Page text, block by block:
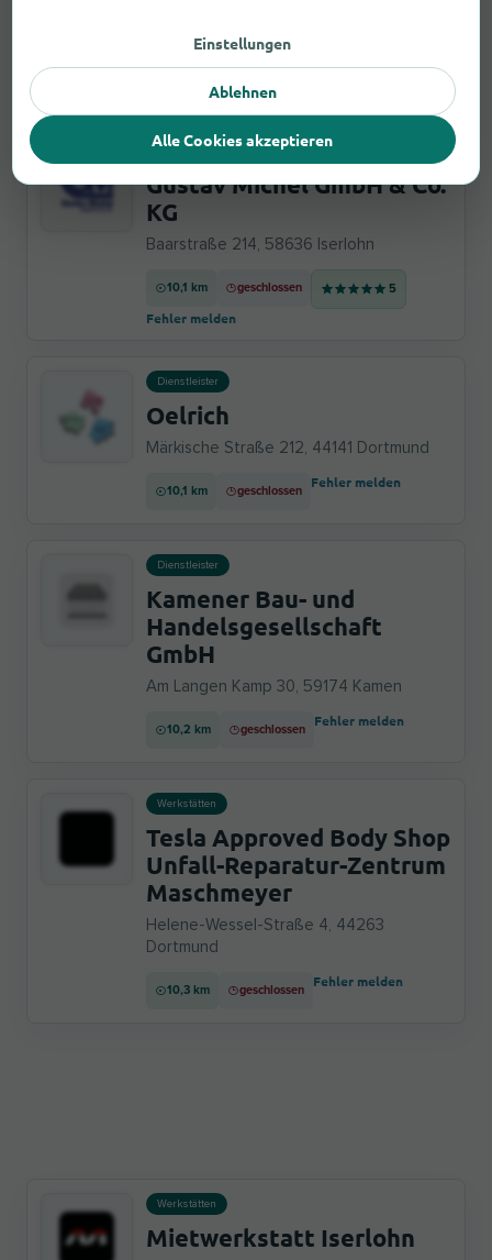
Fehler melden
Gustav Michel GmbH & Co.
KG
Baarstraße 214, 58636 Iserlohn
10,1 km geschlossen 5
Fehler melden
Dienstleister
Oelrich
Märkische Straße 212, 44141 Dortmund
10,1 km geschlossen
Fehler melden
Dienstleister
Kamener Bau- und
Handelsgesellschaft
GmbH
Am Langen Kamp 30, 59174 Kamen
10,2 km geschlossen
Fehler melden
Werkstätten
Tesla Approved Body Shop
Unfall-Reparatur-Zentrum
Maschmeyer
Helene-Wessel-Straße 4, 44263
Dortmund
10,3 km geschlossen
Fehler melden
Werkstätten
Mietwerkstatt Iserlohn
Einstellungen
Ablehnen
Alle Cookies akzeptieren